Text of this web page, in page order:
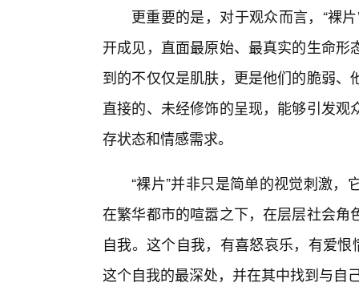
更重要的是，对于观众而言，“裸
开成见，直面最原始、最真实的生命
到的不仅仅是肌肤，更是他们的脆弱
直接的、未经修饰的呈现，能够引发
存状态和情感需求。
“裸片”并非只是简单的视觉刺激
在繁华都市的喧嚣之下，在层层社会
自我。这个自我，有喜怒哀乐，有爱
这个自我的最深处，并在其中找到与自